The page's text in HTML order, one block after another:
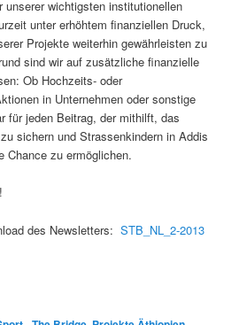
unserer wichtigsten institutionellen
unter erhöhtem finanziellen Druck,
Projekte weiterhin gewährleisten zu
sind wir auf zusätzliche finanzielle
Ob Hochzeits- oder
in Unternehmen oder sonstige
für jeden Beitrag, der mithilft, das
sichern und Strassenkindern in Addis
Chance zu ermöglichen.
des Newsletters:STB_NL_2-2013